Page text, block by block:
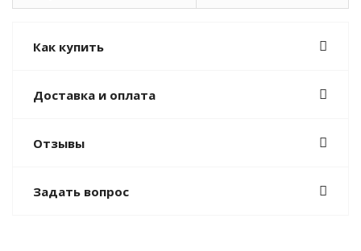
Как купить
Доставка и оплата
Отзывы
Задать вопрос